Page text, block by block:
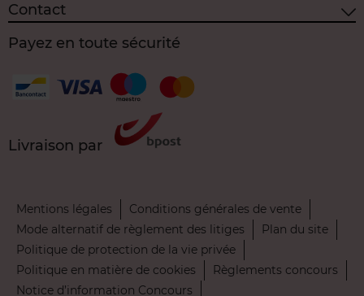
Contact
Payez en toute sécurité
Livraison par
Mentions légales
Conditions générales de vente
Mode alternatif de règlement des litiges
Plan du site
Politique de protection de la vie privée
Politique en matière de cookies
Règlements concours
Notice d’information Concours